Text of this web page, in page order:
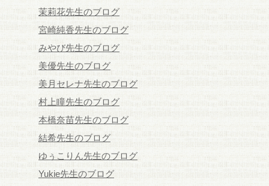
茉莉花先生のブログ
宮崎純香先生のブログ
みやび先生のブログ
美優先生のブログ
美月セレナ先生のブログ
村上瞳先生のブログ
本橋奈苗先生のブログ
結希先生のブログ
ゆぅこりん先生のブログ
Yukie先生のブログ